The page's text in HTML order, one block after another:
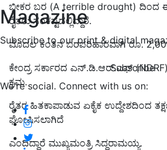
Magazine
Subscribe to our print & digital
Subscribe
We're social. Connect with us on:
ಭೀಕರ ಬರ (A terrible drought) ದಿಂದ
ರೈತರು ಸಂಕಷ್ಟದಲ್ಲಿದ್ದಾರೆ.
ಮೊದಲ ಕಂತಿನ ಬರಪರಿಹಾರವಾಗಿ ರೂ.
ಕೇಂದ್ರ ಸರ್ಕಾರದ ಎನ್.ಡಿ.ಆರ್.ಎಫ್
ಕ್ರಮ.
ರೈತರ ಹಿತಕಾಪಾಡುವ ಏಕೈಕ ಉದ್ದೇಶದಿಂದ
ಘೋಷಿಸಲಾಗಿದೆ
ಎಂದಿದ್ದಾರೆ ಮುಖ್ಯಮಂತ್ರಿ ಸಿದ್ದರಾಮಯ್ಯ.